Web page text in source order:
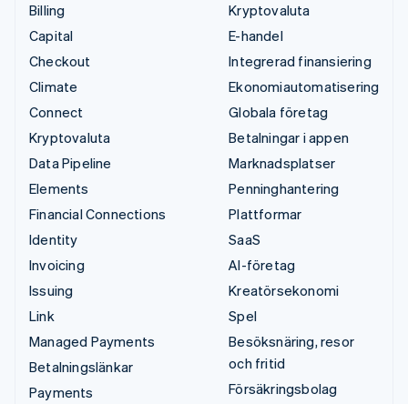
Billing
Capital
Checkout
Climate
Connect
Kryptovaluta
Data Pipeline
Elements
Financial Connections
Identity
Invoicing
Issuing
Link
Managed Payments
Betalningslänkar
Payments
Kryptovaluta
E-handel
Integrerad finansiering
Ekonomiautomatisering
Globala företag
Betalningar i appen
Marknadsplatser
Penninghantering
Plattformar
SaaS
AI-företag
Kreatörsekonomi
Spel
Besöksnäring, resor
och fritid
Försäkringsbolag